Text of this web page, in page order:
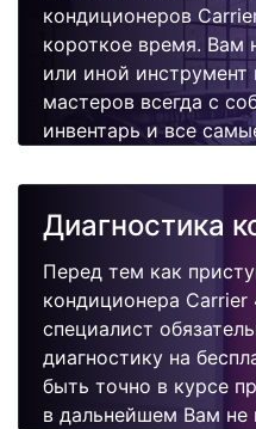
кондиционеров
короткое время. Вам
или иной инструмент
мастеров всегда с
инвентарь и все
быстро, качественно
Диагностика
Перед тем как
кондиционера Carrier
специалист
диагностику на
быть точно в курсе
в дальнейшем Вам не